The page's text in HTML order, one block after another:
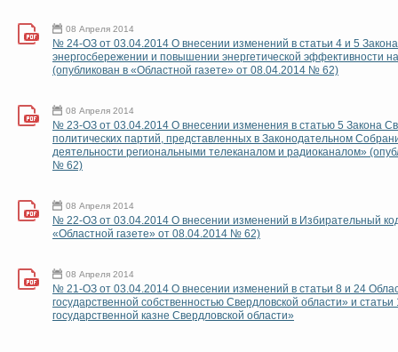
08 Апреля 2014
№ 24-ОЗ от 03.04.2014 О внесении изменений в статьи 4 и 5
энергосбережении и повышении энергетической эффективности
(опубликован в «Областной газете» от 08.04.2014 № 62)
08 Апреля 2014
№ 23-ОЗ от 03.04.2014 О внесении изменения в статью 5 Закона
политических партий, представленных в Законодательном
деятельности региональными телеканалом и радиоканалом»
№ 62)
08 Апреля 2014
№ 22-ОЗ от 03.04.2014 О внесении изменений в Избирательный
«Областной газете» от 08.04.2014 № 62)
08 Апреля 2014
№ 21-ОЗ от 03.04.2014 О внесении изменений в статьи 8 и 24
государственной собственностью Свердловской области» и
государственной казне Свердловской области»